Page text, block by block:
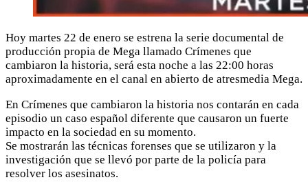
Hoy martes 22 de enero se estrena la serie documental de
producción propia de Mega llamado Crímenes que
cambiaron la historia, será esta noche a las 22:00 horas
aproximadamente en el canal en abierto de atresmedia Mega.
En Crímenes que cambiaron la historia nos contarán en cada
episodio un caso español diferente que causaron un fuerte
impacto en la sociedad en su momento.
Se mostrarán las técnicas forenses que se utilizaron y la
investigación que se llevó por parte de la policía para
resolver los asesinatos.